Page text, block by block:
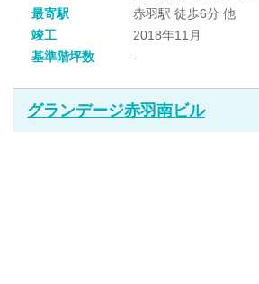
最寄駅
赤羽駅 徒歩6分 他
竣工
2018年11月
基準階坪数
-
グランデージ赤羽南ビル